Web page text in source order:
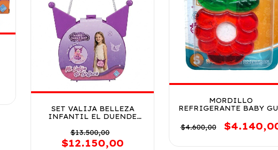
SET VALIJA BELLEZA
INFANTIL EL DUENDE
$13.500,00
$12.150,00
MORDILLO
REFRIGERANTE BABY
$4.600,00